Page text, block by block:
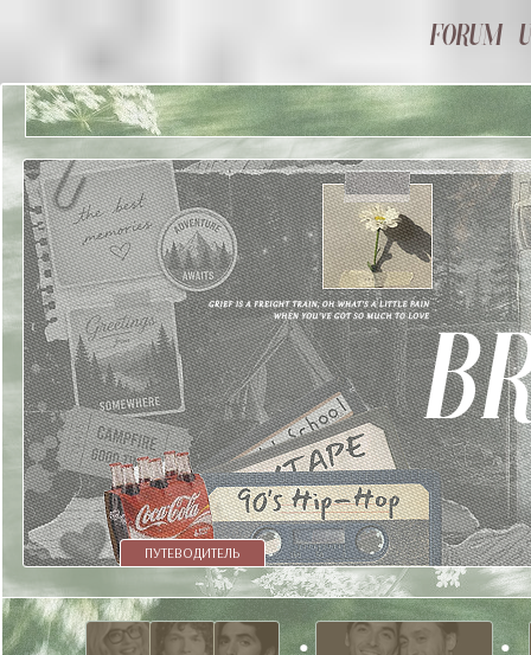
ПУТЕВОДИТЕЛЬ